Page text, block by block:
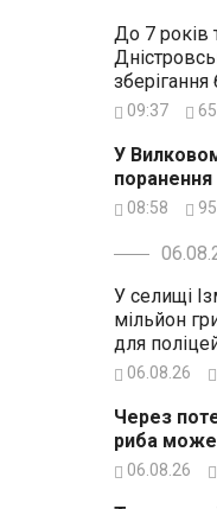
До 7 років
зберігання
09:37
У
поранення
08:58
У селищі
мільйон
для
06.08.26
Через
риба може
06.08.26